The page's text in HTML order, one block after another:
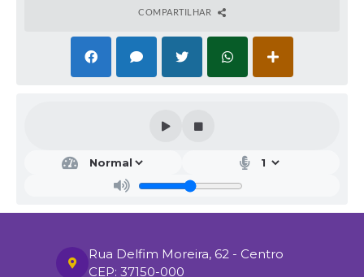
R$ 14.760,00 (Quatorze Mil, Setecentos e Sessenta Reais)
CANABIDIOL 3.000 MG FULLSPECTRUM FRASCO COM 30 ML
COMPARTILHAR
Rua Delfim Moreira, 62 - Centro
CEP: 37150-000